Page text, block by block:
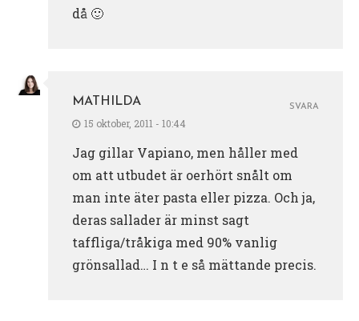
då 🙂
MATHILDA
15 oktober, 2011 - 10:44
Jag gillar Vapiano, men håller med
om att utbudet är oerhört snålt om
man inte äter pasta eller pizza. Och ja,
deras sallader är minst sagt
taffliga/tråkiga med 90% vanlig
grönsallad… I n t e så mättande precis.
SVARA